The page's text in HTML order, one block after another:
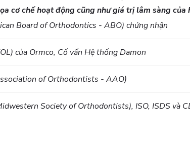
cơ chế hoạt động cũng như giá trị lâm sàng của
Board of Orthodontics - ABO) chứng nhận
của Ormco, Cố vấn Hệ thống Damon
of Orthodontists - AAO)
Society of Orthodontists), ISO, ISDS và